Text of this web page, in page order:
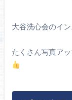
大谷洗心会のイ
たくさん写真ア